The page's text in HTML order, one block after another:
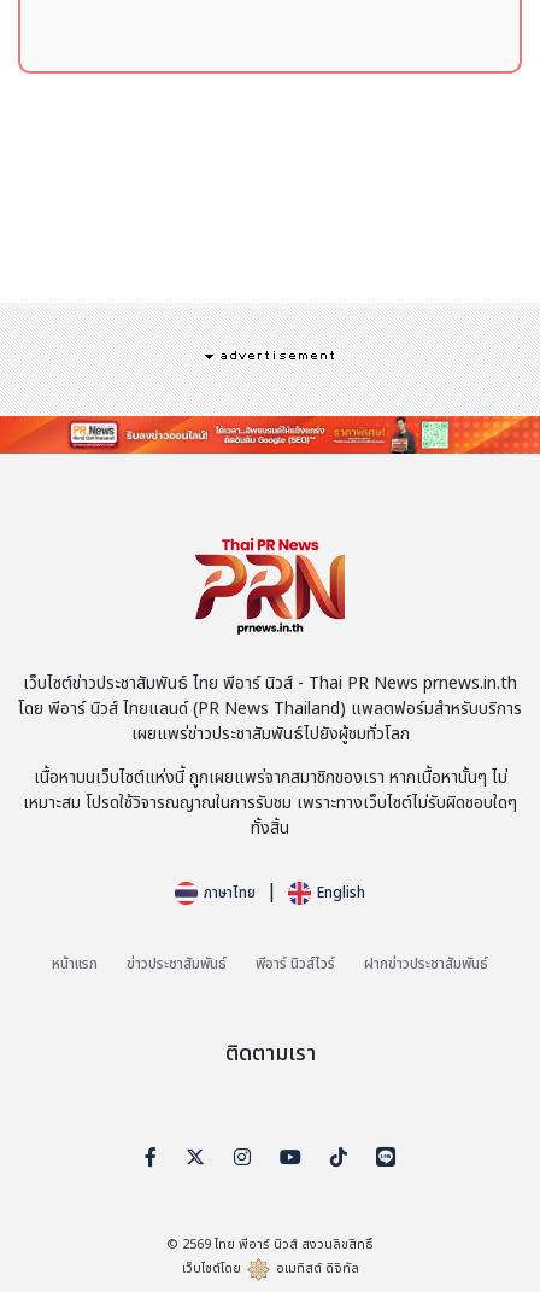
AF156: ออกเดินทางจากปารีส-ชาร์ล เดอ โกล เวลา 15:45 น.
ที่แข็งแกร่งในยุโรป ดำเนินธุรกิจหลักใน 3 ด้าน ได้แก่ การขนส่งผู้
โดยสาร การขนส่งสินค้า และการซ่อมบำรุงอากาศยาน
Air France-KLM เป็นผู้นำด้านเครือข่ายการบินระหว่างประเทศที่
ออกเดินทางจากยุโรป ให้บริการผู้โดยสารด้วยเครือข่ายเส้นทางบิน
ทั่วโลกครอบคลุมกว่า 320 จุดหมายปลายทาง ผ่าน Air France,
Flying Blue คือโปรแกรมสะสมไมล์ของ Air France-KLM
Group ซึ่งมีสมาชิกมากกว่า 30 ล้านคน
มหาสมุทรแอตแลนติกที่ใหญ่ที่สุด ร่วมกับพันธมิตร Delta Air
Lines และ Virgin Atlantic โดยมีเที่ยวบินมากกว่า 340 เที่ยวต่อ
วัน Air France-KLM ยังเป็นสมาชิกของ SkyTeam พันธมิตรที่
มุ่งเน้นการมอบประสบการณ์การเดินทางที่ราบรื่นยิ่งขึ้นในทุกขั้น
ตอนให้แก่ผู้โดยสาร SkyTeam ประกอบด้วย 18 สายการบินสมาชิก
ที่ร่วมกันให้บริการในเครือข่ายทั่วโลก
Air France-KLM Group ได้รับการยอมรับมาเป็นเวลา 20 ปีใน
ฐานะผู้นำด้านการพัฒนาที่ยั่งยืนในอุตสาหกรรมการบิน และยังคง
ซิชั่น พีอาร์ นิวส์ไวร์ - Air France ขยายเครือข่ายเส้นทางบิน
เว็บไซต์ข่าวประชาสัมพันธ์ ไทย พีอาร์ นิวส์ - Thai PR News prnews.in.th
โดย พีอาร์ นิวส์ ไทยแลนด์ (PR News Thailand) แพลตฟอร์มสำหรับบริการ
เผยแพร่ข่าวประชาสัมพันธ์ไปยังผู้ชมทั่วโลก
เนื้อหาบนเว็บไซต์แห่งนี้ ถูกเผยแพร่จากสมาชิกของเรา หากเนื้อหานั้นๆ ไม่
เหมาะสม โปรดใช้วิจารณญาณในการรับชม เพราะทางเว็บไซต์ไม่รับผิดชอบใดๆ
ทั้งสิ้น
ภาษาไทย | English
หน้าแรก ข่าวประชาสัมพันธ์ พีอาร์ นิวส์ไวร์ ฝากข่าวประชาสัมพันธ์
ติดตามเรา
© 2569ไทย พีอาร์ นิวส์ สงวนลิขสิทธิ์
เว็บไซต์โดย
อเมทิสต์ ดิจิทัล